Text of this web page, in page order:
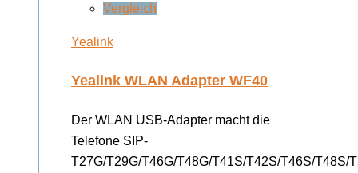
Vergleich
Yealink
Yealink WLAN Adapter WF40
Der WLAN USB-Adapter macht die
Telefone SIP-
T27G/T29G/T46G/T48G/T41S/T42S/T46S/T48S/